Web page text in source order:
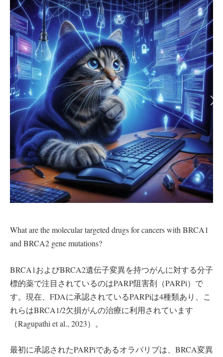
What are the molecular targeted drugs for cancers with BRCA1
and BRCA2 gene mutations?
BRCA1およびBRCA2遺伝子変異を持つがんに対する分子
標的薬で注目されているのはPARP阻害剤（PARPi）で
す。現在、FDAに承認されているPARPiは4種類あり、こ
れらはBRCA1/2欠損がんの治療に利用されています
（Ragupathi et al., 2023）。
最初に承認されたPARPiであるオラパリブは、BRCA変異